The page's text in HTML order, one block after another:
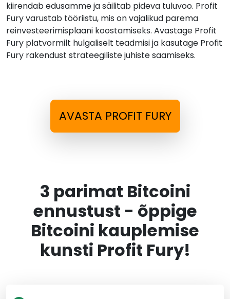
kiirendab edusamme ja säilitab pideva tuluvoo. Profit
Fury varustab tööriistu, mis on vajalikud parema
reinvesteerimisplaani koostamiseks. Avastage Profit
Fury platvormilt hulgaliselt teadmisi ja kasutage Profit
Fury rakendust strateegiliste juhiste saamiseks.
AVASTA PROFIT FURY
3 parimat Bitcoini
ennustust - õppige
Bitcoini kauplemise
kunsti Profit Fury!